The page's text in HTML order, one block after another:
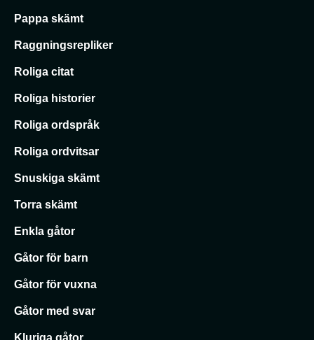
Pappa skämt
Raggningsrepliker
Roliga citat
Roliga historier
Roliga ordspråk
Roliga ordvitsar
Snuskiga skämt
Torra skämt
Enkla gåtor
Gåtor för barn
Gåtor för vuxna
Gåtor med svar
Kluriga gåtor